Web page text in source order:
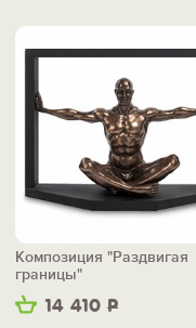
14 410 Р
Композиция "Раздвигая
границы"